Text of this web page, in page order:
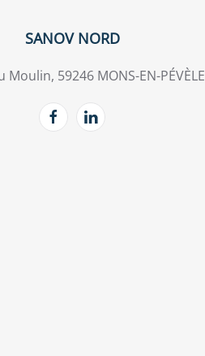
SANOV NORD
Moulin, 59246 MONS-EN-PÉVÈLE